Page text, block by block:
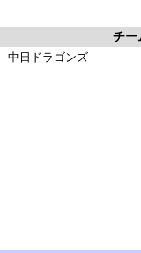
チー
中日ドラゴンズ